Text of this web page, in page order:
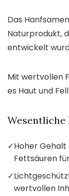
Das
Naturprodukt,
entwickelt
Mit wertvollen
es Haut und
Wesentliche
✓Hoher
Fettsäuren
✓
wertvollen